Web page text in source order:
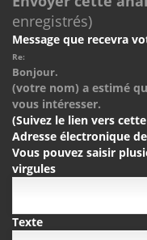
enregistrés)
Message que recevra
Re:
Bonjour.
(votre nom) a estimé
vous intéresser.
(Suivez le lien vers
Adresse électronique
Vous pouvez saisir
virgules
Texte